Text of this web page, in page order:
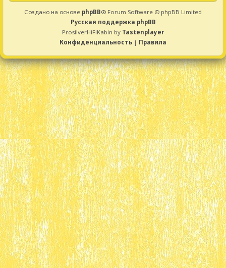
Создано на основе phpBB® Forum Software © phpBB Limited
Русская поддержка phpBB
ProsilverHiFiKabin by Tastenplayer
Конфиденциальность | Правила